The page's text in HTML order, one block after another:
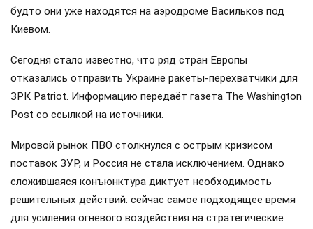
будто они уже находятся на аэродроме Васильков под
Киевом.
Сегодня стало известно, что ряд стран Европы
отказались отправить Украине ракеты-перехватчики для
ЗРК Patriot. Информацию передаёт газета The Washington
Post со ссылкой на источники.
Мировой рынок ПВО столкнулся с острым кризисом
поставок ЗУР, и Россия не стала исключением. Однако
сложившаяся конъюнктура диктует необходимость
решительных действий: сейчас самое подходящее время
для усиления огневого воздействия на стратегические